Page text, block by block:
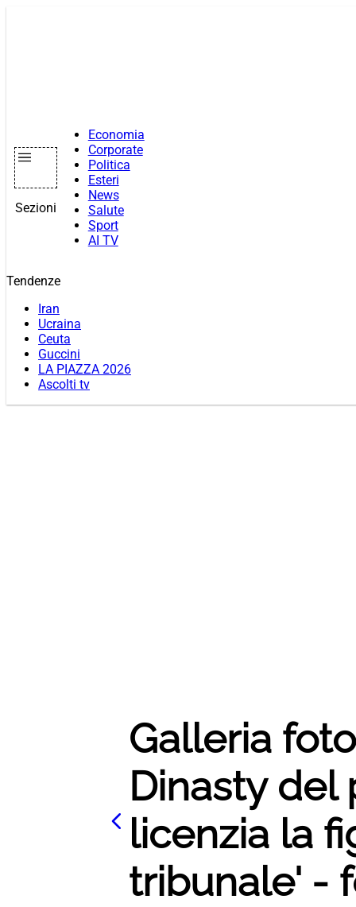
Sezioni
Economia
Corporate
Politica
Esteri
News
Salute
Sport
AI TV
Tendenze
Iran
Ucraina
Ceuta
Guccini
LA PIAZZA 2026
Ascolti tv
Galleria
Dinasty del
licenzia la
tribunale' -